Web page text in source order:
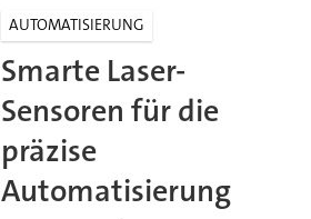
AUTOMATISIERUNG
Smarte Laser-
Sensoren für die
präzise
Automatisierung